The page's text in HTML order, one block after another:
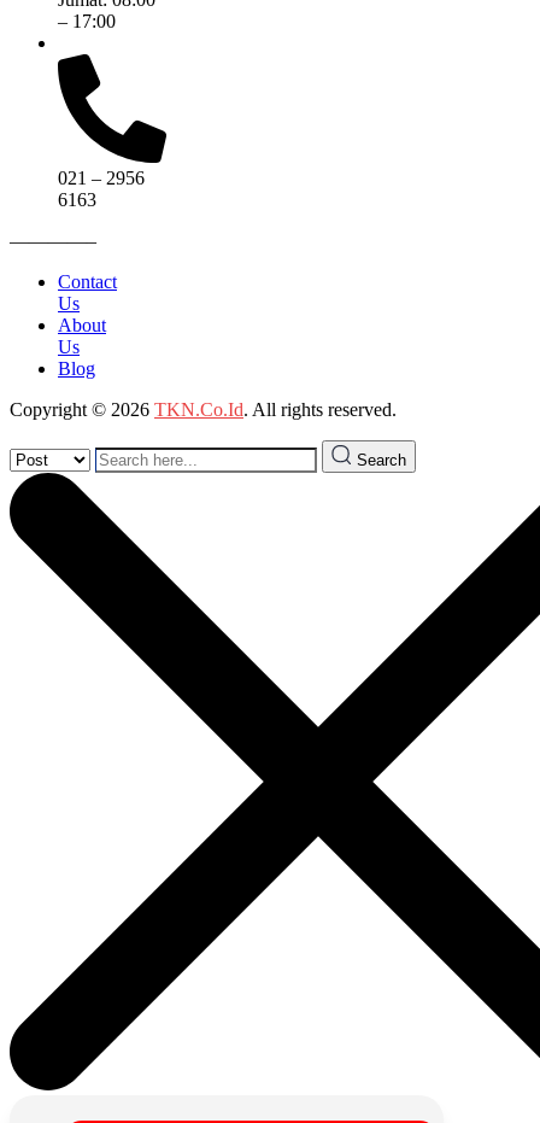
– 17:00
021 – 2956
6163
————–
Contact
Us
About
Us
Blog
Copyright © 2026 TKN.Co.Id. All rights reserved.
Search